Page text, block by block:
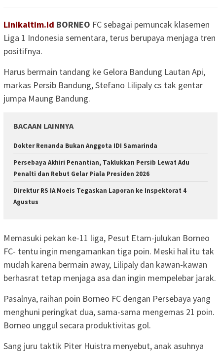
Linikaltim.id BORNEO FC sebagai pemuncak klasemen
Liga 1 Indonesia sementara, terus berupaya menjaga tren
positifnya.
Harus bermain tandang ke Gelora Bandung Lautan Api,
markas Persib Bandung, Stefano Lilipaly cs tak gentar
jumpa Maung Bandung.
BACAAN LAINNYA
Dokter Renanda Bukan Anggota IDI Samarinda
Persebaya Akhiri Penantian, Taklukkan Persib Lewat Adu
Penalti dan Rebut Gelar Piala Presiden 2026
Direktur RS IA Moeis Tegaskan Laporan ke Inspektorat 4
Agustus
Memasuki pekan ke-11 liga, Pesut Etam-julukan Borneo
FC- tentu ingin mengamankan tiga poin. Meski hal itu tak
mudah karena bermain away, Lilipaly dan kawan-kawan
berhasrat tetap menjaga asa dan ingin mempelebar jarak.
Pasalnya, raihan poin Borneo FC dengan Persebaya yang
menghuni peringkat dua, sama-sama mengemas 21 poin.
Borneo unggul secara produktivitas gol.
Sang juru taktik Piter Huistra menyebut, anak asuhnya